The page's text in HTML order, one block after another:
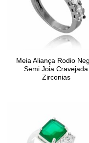
Meia Aliança Rodio
Semi Joia Cravejada
Zirconias